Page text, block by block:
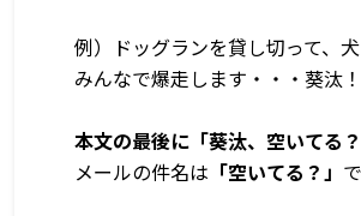
例）ドッグランを貸し切って、
みんなで爆走します・・・葵汰
本文の最後に「葵汰、空いてる
メールの件名は 「空いてる？」